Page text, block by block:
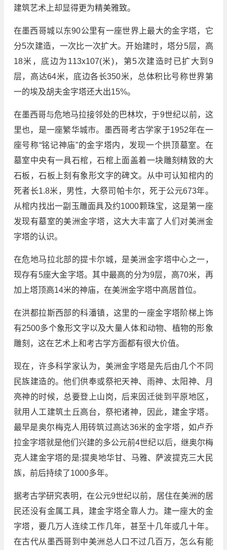
建筑艺术上却显得更为精美雅致。
在墨西哥城以东90公里有一座世界上最大的金字塔，它
分5次建造，一次比一次扩大。开始建时，塔分5层，高
18米，底边为113x107(米)，第5次建造时已扩大到9
层，高达64米，底边各长350米，总体积比号称世界第
一的埃及胡夫金字塔还大出15%。
在墨西哥与危地马拉接邻处的巴林坎，于9世纪以前，这
里也，是一座繁华城市。墨西哥考古学家于1952年在一
座号称“铭记神庙”的金字塔内，发现一个拱顶墓室。在
墓室中央有一具石棺，石棺上面盖着一块雕刻精致的大
石板，石板上刻有象形文字的碑文。从中可认知棺内的
死者长1.8米，男性，大祭司帕卡尔，死于公元673年。
从棺内找出一副玉雕面具及约1000颗珠宝，这是第一座
发现有墓室的美洲金字塔，这大大丰富了人们对美洲金
字塔的认识。
在危地马拉北部的提卡尔城，是美洲金字塔中心之一，
现存有5座大金字塔。其中最高的分为9层，高70米，再
加上塔顶高14米的神庙，在美洲金字塔中高居首位。
在洪都拉斯西部的科潘镇，这里的一座金字塔阶梯上饰
有2500多个象形文字以及大量人体和动物、植物的形象
雕刻，这在艺术上和考古学方面都有很大价值。
现在，许多科学家认为，美洲金字塔是先后由几个不同
民族建造的。他们供奉或祭祀天神、雨神、太阳神、月
亮神的时候，总要登上山岗，后来因迁徙到平原地区，
就用人工建筑土丘高台，祭祀诸神，因此，建金字塔。
最早是奥尔梅克人用砖筑过高达36米的金字塔，如卢乔
拉金字塔就是他们兴建的多公元前4世纪以后，继奥尔梅
克人建金字塔的是:提奥地华甘、马雅、萨波提克三大民
族，前后持续了1000多年。
据考古学研究表明，在公元9世纪以前，居住在美洲的居
民还没有金属工具，建金字塔全靠人力。建一座大的金
字塔，要几万人连续工作几年，甚至十几年或几十年。
在古代从墨西哥到中美洲总人口不过几百万，怎么有能